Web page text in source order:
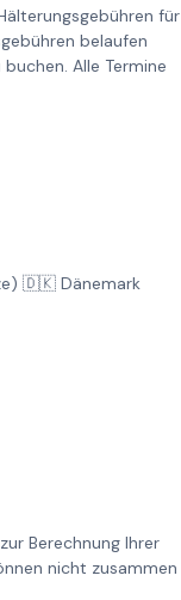
für
belaufen
Alle Termine
🇩🇰 Dänemark
Berechnung Ihrer
nicht zusammen